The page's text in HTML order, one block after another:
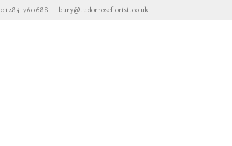
01284 760688 bury@tudorroseflorist.co.uk